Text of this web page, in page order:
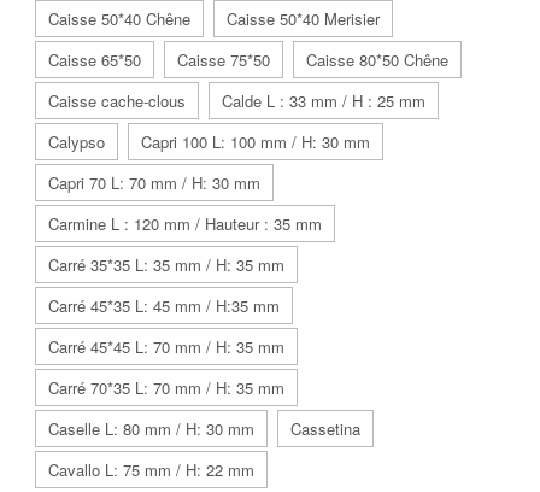
Caisse 50*40 Chêne
Caisse 50*40 Merisier
Caisse 65*50
Caisse 75*50
Caisse 80*50 Chêne
Caisse cache-clous
Calde L : 33 mm / H : 25 mm
Calypso
Capri 100 L: 100 mm / H: 30 mm
Capri 70 L: 70 mm / H: 30 mm
Carmine L : 120 mm / Hauteur : 35 mm
Carré 35*35 L: 35 mm / H: 35 mm
Carré 45*35 L: 45 mm / H:35 mm
Carré 45*45 L: 70 mm / H: 35 mm
Carré 70*35 L: 70 mm / H: 35 mm
Caselle L: 80 mm / H: 30 mm
Cassetina
Cavallo L: 75 mm / H: 22 mm